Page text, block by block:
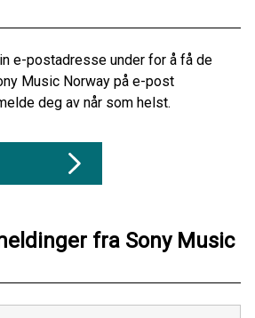
e-postadresse under for å få de
Music Norway på e-post
deg av når som helst.
fra Sony Music